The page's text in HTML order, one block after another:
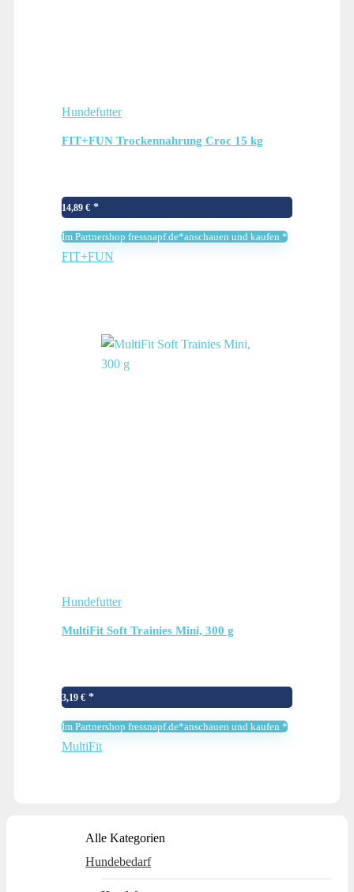
Hundefutter
FIT+FUN Trockennahrung Croc 15 kg
14,89 €
Im Partnershop fressnapf.de*anschauen und kaufen *
FIT+FUN
Hundefutter
MultiFit Soft Trainies Mini, 300 g
3,19 €
Im Partnershop fressnapf.de*anschauen und kaufen *
MultiFit
Alle Kategorien
Hundebedarf